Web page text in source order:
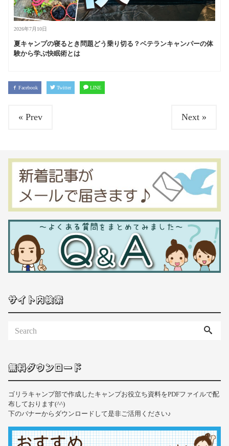
2026年7月10日
夏キャンプの寝るとき問題どう乗り切る？ベテランキャンパーの体
験から学ぶ快眠術とは
Facebook Twitter LINE
« Prev Next »
サイト内検索
無料ダウンロード
ゴリラキャンプ部で作成したキャンプお役立ち資料をPDFファイルで配
布しております(^^)
下のバナーからダウンロードして是非ご活用ください♪